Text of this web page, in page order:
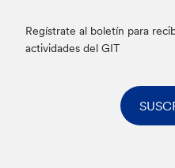
Regístrate al boletín para
actividades del GIT